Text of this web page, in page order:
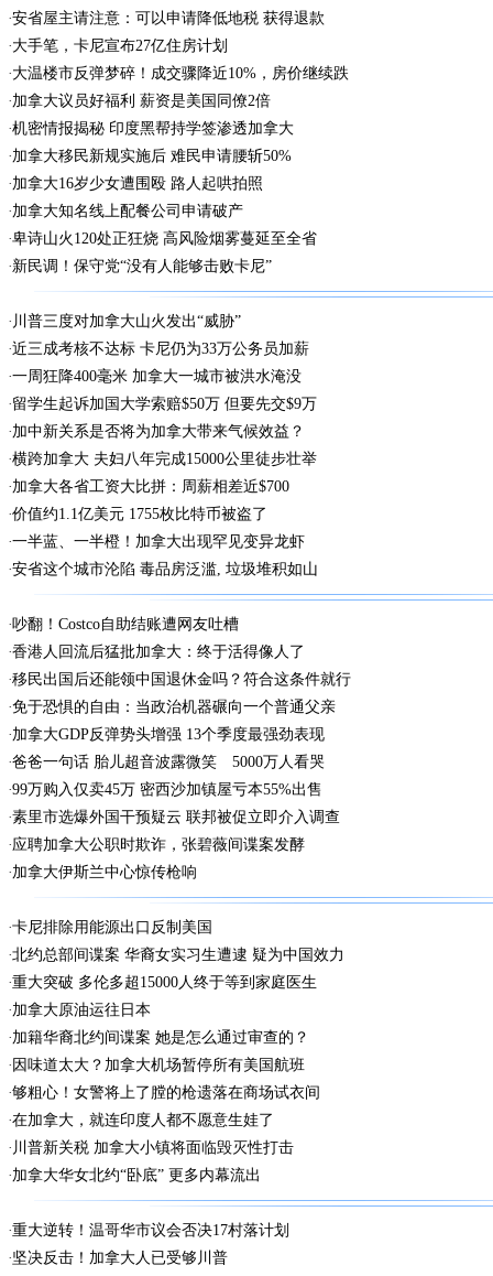
安省屋主请注意：可以申请降低地税 获得退款
大手笔，卡尼宣布27亿住房计划
大温楼市反弹梦碎！成交骤降近10%，房价继续跌
加拿大议员好福利 薪资是美国同僚2倍
机密情报揭秘 印度黑帮持学签渗透加拿大
加拿大移民新规实施后 难民申请腰斩50%
加拿大16岁少女遭围殴 路人起哄拍照
加拿大知名线上配餐公司申请破产
卑诗山火120处正狂烧 高风险烟雾蔓延至全省
新民调！保守党“没有人能够击败卡尼”
川普三度对加拿大山火发出“威胁”
近三成考核不达标 卡尼仍为33万公务员加薪
一周狂降400毫米 加拿大一城市被洪水淹没
留学生起诉加国大学索赔$50万 但要先交$9万
加中新关系是否将为加拿大带来气候效益？
横跨加拿大 夫妇八年完成15000公里徒步壮举
加拿大各省工资大比拼：周薪相差近$700
价值约1.1亿美元 1755枚比特币被盗了
一半蓝、一半橙！加拿大出现罕见变异龙虾
安省这个城市沦陷 毒品房泛滥, 垃圾堆积如山
吵翻！Costco自助结账遭网友吐槽
香港人回流后猛批加拿大：终于活得像人了
移民出国后还能领中国退休金吗？符合这条件就行
免于恐惧的自由：当政治机器碾向一个普通父亲
加拿大GDP反弹势头增强 13个季度最强劲表现
爸爸一句话 胎儿超音波露微笑 5000万人看哭
99万购入仅卖45万 密西沙加镇屋亏本55%出售
素里市选爆外国干预疑云 联邦被促立即介入调查
应聘加拿大公职时欺诈，张碧薇间谍案发酵
加拿大伊斯兰中心惊传枪响
卡尼排除用能源出口反制美国
北约总部间谍案 华裔女实习生遭逮 疑为中国效力
重大突破 多伦多超15000人终于等到家庭医生
加拿大原油运往日本
加籍华裔北约间谍案 她是怎么通过审查的？
因味道太大？加拿大机场暂停所有美国航班
够粗心！女警将上了膛的枪遗落在商场试衣间
在加拿大，就连印度人都不愿意生娃了
川普新关税 加拿大小镇将面临毁灭性打击
加拿大华女北约“卧底” 更多内幕流出
重大逆转！温哥华市议会否决17村落计划
坚决反击！加拿大人已受够川普